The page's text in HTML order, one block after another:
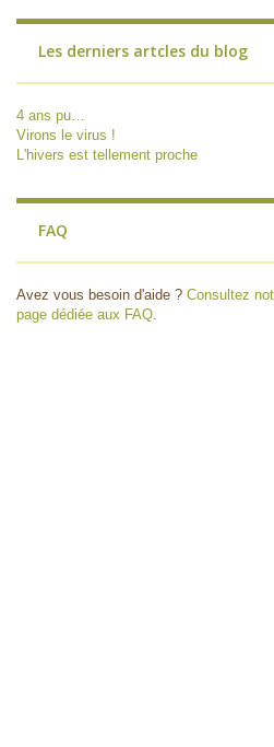
Les derniers artcles du blog
4 ans pu…
Virons le virus !
L'hivers est tellement proche
FAQ
Avez vous besoin d'aide ? Consultez
page dédiée aux FAQ.